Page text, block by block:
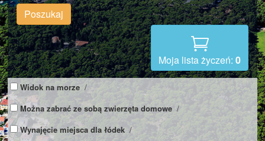
Poszukaj
Moja lista życzeń: 0
Widok na morze /
Można zabrać ze sobą zwierzęta domowe /
Wynajęcie miejsca dla łódek /